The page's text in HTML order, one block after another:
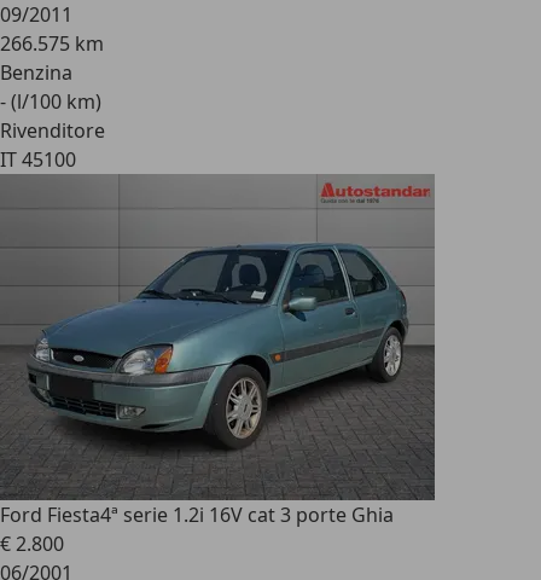
09/2011
266.575 km
Benzina
- (l/100 km)
Rivenditore
IT 45100
Ford Fiesta4ª serie 1.2i 16V cat 3 porte Ghia
€ 2.800
06/2001